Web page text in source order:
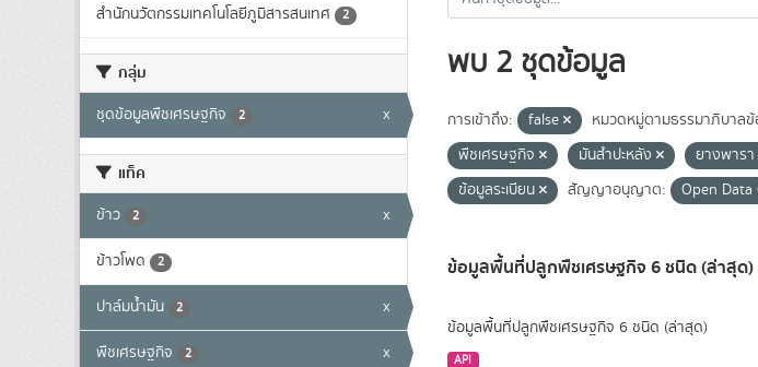
สำนักนวัตกรรมเทคโนโลยีภูมิสารสนเทศ 2
กลุ่ม
ชุดข้อมูลพืชเศรษฐกิจ 2 x
แท็ค
ข้าว 2 x
ข้าวโพด 2
ปาล์มน้ำมัน 2 x
พืชเศรษฐกิจ 2 x
พบ 2 ชุดข้อมูล
การเข้าถึง: false หมวดหมู่ตามธรรมาภิบาล
พืชเศรษฐกิจ
มันสำปะหลัง ยางพารา
ข้อมูลระเบียน
สัญญาอนุญาต: Open Data
ข้อมูลพื้นที่ปลูกพืชเศรษฐกิจ 6 ชนิด (ล่าสุด)
ข้อมูลพื้นที่ปลูกพืชเศรษฐกิจ 6 ชนิด (ล่าสุด)
API